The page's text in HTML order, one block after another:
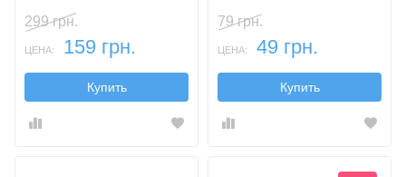
299 грн.
ЦЕНА: 159 грн.
Купить
79 грн.
ЦЕНА: 49 грн.
Купить